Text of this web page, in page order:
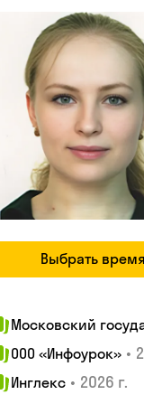
Выбрать время
Московский
ООО «Инфоурок» •
Инглекс • 2026 г.